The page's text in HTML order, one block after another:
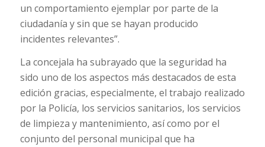
un comportamiento ejemplar por parte de la
ciudadanía y sin que se hayan producido
incidentes relevantes”.
La concejala ha subrayado que la seguridad ha
sido uno de los aspectos más destacados de esta
edición gracias, especialmente, el trabajo realizado
por la Policía, los servicios sanitarios, los servicios
de limpieza y mantenimiento, así como por el
conjunto del personal municipal que ha